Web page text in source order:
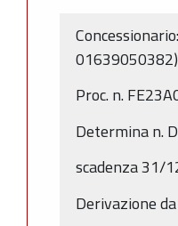
01639050382)
Proc. n.
Determina n.
scadenza 31/
Derivazione